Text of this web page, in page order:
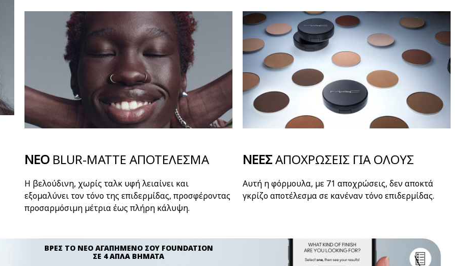
NEO BLUR-MATTE ΑΠΟΤΕΛΕΣΜΑ
Η βελούδινη, χωρίς ταλκ υφή λειαίνει και
εξομαλύνει τον τόνο της επιδερμίδας, προσφέροντας
προσαρμόσιμη μέτρια έως πλήρη κάλυψη.
ΝΕΕΣΑΠΟΧΡΩΣΕΙΣ ΓΙΑ ΟΛΟΥΣ
Αυτή η φόρμουλα, με 71 αποχρώσεις, δεν αποκτά
γκρίζο αποτέλεσμα σε κανέναν τόνο επιδερμίδας.
ΒΡΕΣ ΤΟ ΝΕΟ ΑΓΑΠΗΜΕΝΟ ΣΟΥ FOUNDATION
ΣΕ 4 ΑΠΛΑ ΒΗΜΑΤΑ